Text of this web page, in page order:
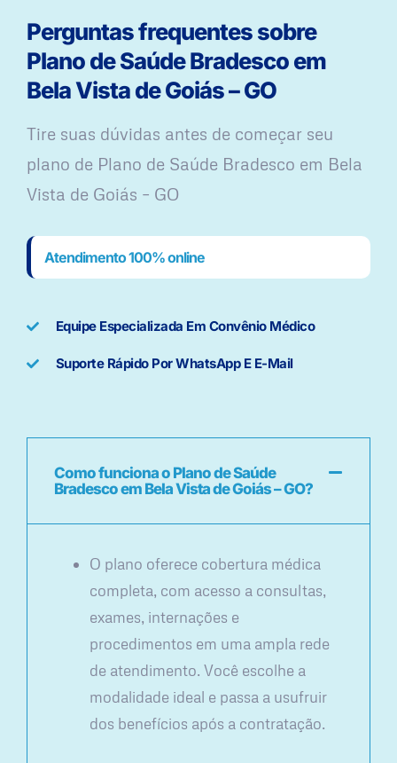
Perguntas frequentes sobre
Plano de Saúde Bradesco em
Bela Vista de Goiás – GO
Tire suas dúvidas antes de começar seu
plano ​de Plano de Saúde Bradesco em Bela
Vista de Goiás – GO
Atendimento 100% online
Equipe Especializada Em Convênio Médico
Suporte Rápido Por WhatsApp E E-Mail
Como funciona o Plano de Saúde
Bradesco em Bela Vista de Goiás – GO?
O plano oferece cobertura médica
completa, com acesso a consultas,
exames, internações e
procedimentos em uma ampla rede
de atendimento. Você escolhe a
modalidade ideal e passa a usufruir
dos benefícios após a contratação.